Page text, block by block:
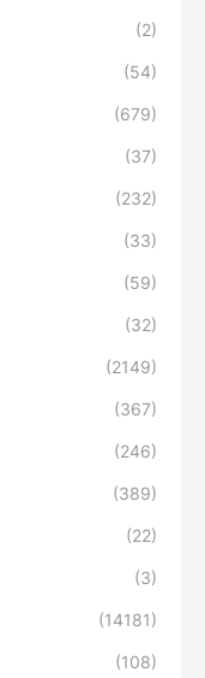
(2)
(54)
(679)
(37)
(232)
(33)
(59)
(32)
(2149)
(367)
(246)
(389)
(22)
(3)
(14181)
(108)